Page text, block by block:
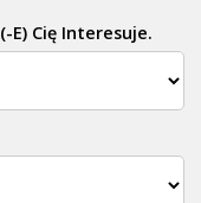
E) Cię Interesuje.